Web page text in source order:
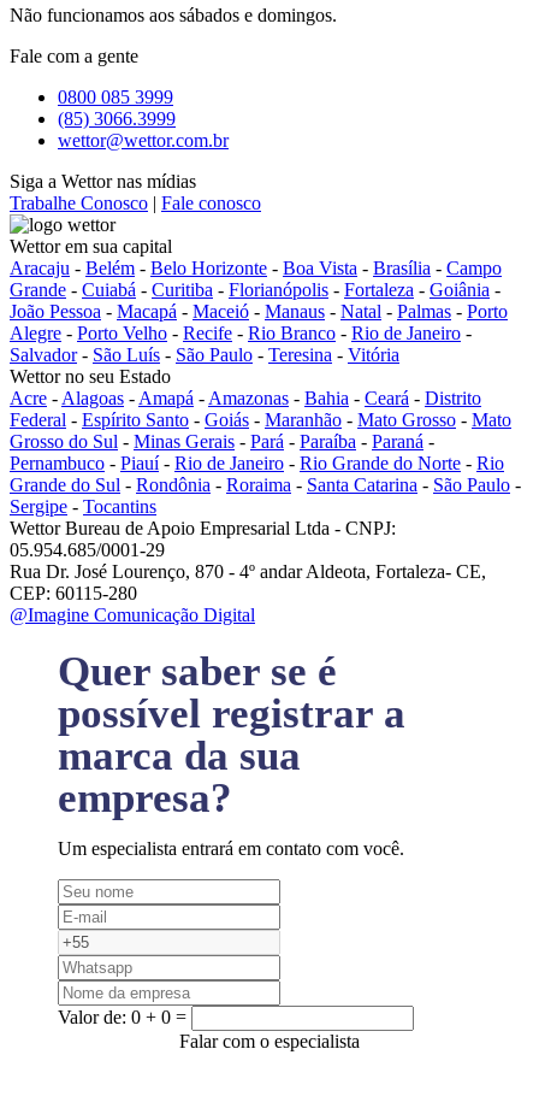
Não funcionamos aos sábados e domingos.
Fale com a gente
0800 085 3999
(85) 3066.3999
wettor@wettor.com.br
Siga a Wettor nas mídias
Trabalhe Conosco | Fale conosco
Wettor em sua capital
Aracaju - Belém - Belo Horizonte - Boa Vista - Brasília - Campo
Grande - Cuiabá - Curitiba - Florianópolis - Fortaleza - Goiânia -
João Pessoa - Macapá - Maceió - Manaus - Natal - Palmas - Porto
Alegre - Porto Velho - Recife - Rio Branco - Rio de Janeiro -
Salvador- São Luís - São Paulo - Teresina - Vitória
Wettor no seu Estado
Acre - Alagoas - Amapá - Amazonas - Bahia - Ceará - Distrito
Federal - Espírito Santo - Goiás - Maranhão - Mato Grosso - Mato
Grosso do Sul - Minas Gerais - Pará - Paraíba - Paraná -
Pernambuco - Piauí- Rio de Janeiro - Rio Grande do Norte - Rio
Grande do Sul - Rondônia - Roraima - Santa Catarina - São Paulo -
Sergipe - Tocantins
Wettor Bureau de Apoio Empresarial Ltda - CNPJ:
05.954.685/0001-29
Rua Dr. José Lourenço, 870 - 4º andar Aldeota, Fortaleza- CE,
CEP: 60115-280
@Imagine Comunicação Digital
Quer saber se é
possível registrar a
marca da sua
empresa?
Um especialista entrará em contato com você.
Valor de: 0 + 0 =
Falar com o especialista